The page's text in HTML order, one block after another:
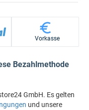
Vorkasse
Bezahlmethode
GmbH. Es gelten
und unsere